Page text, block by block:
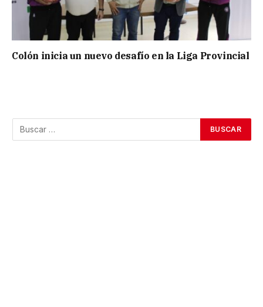
Colón inicia un nuevo desafío en la Liga Provincial